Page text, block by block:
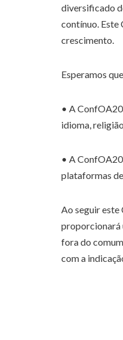
diversificado
contínuo. Este
crescimento.
Esperamos
• A
idioma,
• A
plataformas
Ao seguir
proporcionará
fora do
com a